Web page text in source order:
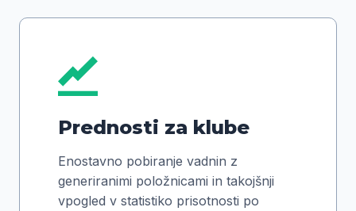
Prednosti za klube
Enostavno pobiranje vadnin z
generiranimi položnicami in takojšnji
vpogled v statistiko prisotnosti po